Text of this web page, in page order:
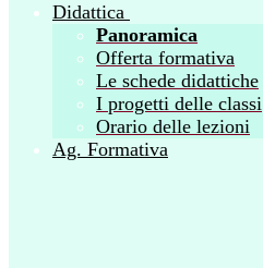
Didattica
Panoramica
Offerta formativa
Le schede didattiche
I progetti delle classi
Orario delle lezioni
Ag. Formativa